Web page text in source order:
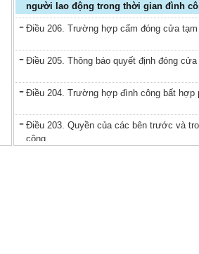
người lao động trong thời gian đình
Điều 206. Trường hợp cấm đóng cửa
Điều 205. Thông báo quyết định đóng
Điều 204. Trường hợp đình công bất hợp
Điều 203. Quyền của các bên trước và
công